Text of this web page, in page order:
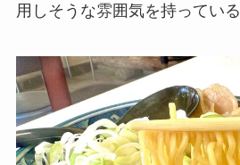
用しそうな雰囲気を持っている